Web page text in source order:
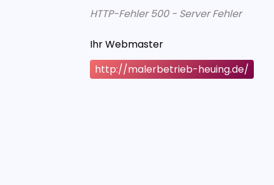
HTTP-Fehler 500 - Server Fehler
Ihr Webmaster
http://malerbetrieb-heuing.de/